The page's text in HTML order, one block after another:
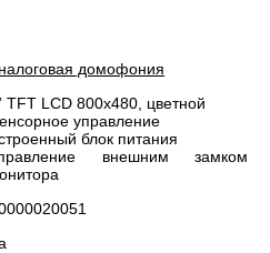
домофония
TFT LCD 800х480, цветной
управление
блок питания
внешним замком